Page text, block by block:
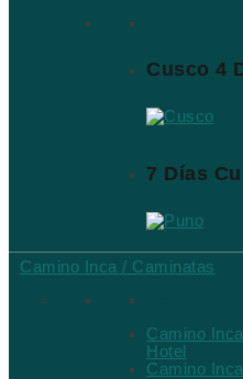
Cusco 4
7 Días
Camino Inca / Caminatas
Camino
Hotel
Camino